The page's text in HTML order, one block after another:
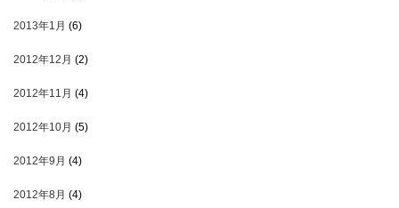
2013年1月 (6)
2012年12月 (2)
2012年11月 (4)
2012年10月 (5)
2012年9月 (4)
2012年8月 (4)